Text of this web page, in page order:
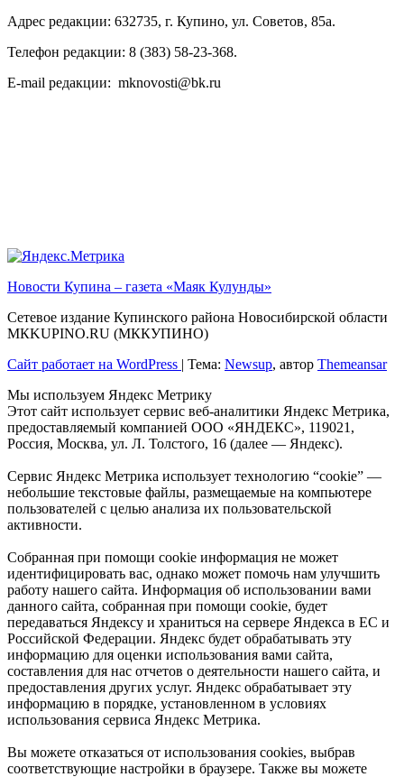
Адрес редакции: 632735, г. Купино, ул. Советов, 85а.
Телефон редакции: 8 (383) 58-23-368.
E-mail редакции: mknovosti@bk.ru
Новости Купина – газета «Маяк Кулунды»
Сетевое издание Купинского района Новосибирской области
МКKUPINO.RU (МККУПИНО)
Сайт работает на WordPress
Тема: Newsup, автор Themeansar
Мы используем Яндекс Метрику
Этот сайт использует сервис веб-аналитики Яндекс Метрика,
предоставляемый компанией ООО «ЯНДЕКС», 119021,
Россия, Москва, ул. Л. Толстого, 16 (далее — Яндекс).
Сервис Яндекс Метрика использует технологию “cookie” —
небольшие текстовые файлы, размещаемые на компьютере
пользователей с целью анализа их пользовательской
активности.
Собранная при помощи cookie информация не может
идентифицировать вас, однако может помочь нам улучшить
работу нашего сайта. Информация об использовании вами
данного сайта, собранная при помощи cookie, будет
передаваться Яндексу и храниться на сервере Яндекса в ЕС и
Российской Федерации. Яндекс будет обрабатывать эту
информацию для оценки использования вами сайта,
составления для нас отчетов о деятельности нашего сайта, и
предоставления других услуг. Яндекс обрабатывает эту
информацию в порядке, установленном в условиях
использования сервиса Яндекс Метрика.
Вы можете отказаться от использования cookies, выбрав
соответствующие настройки в браузере. Также вы можете